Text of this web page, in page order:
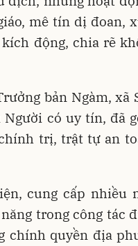
mê tín dị đoan,
động, chia rẽ
bản Ngàm, xã
Người có uy tín, đã
trị, trật tự an
cung cấp nhiều
trong công tác
chính quyền địa